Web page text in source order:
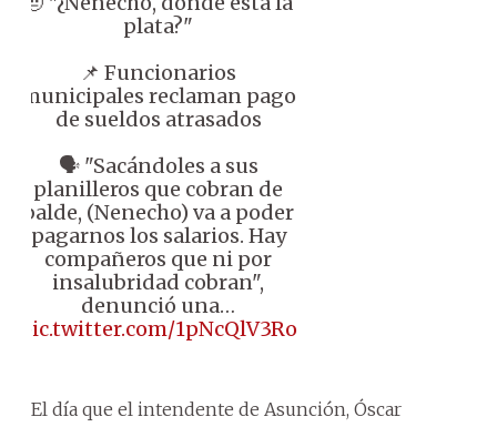
plata?"
📌 Funcionarios
municipales reclaman pago
de sueldos atrasados
🗣️ "Sacándoles a sus
planilleros que cobran de
balde, (Nenecho) va a poder
pagarnos los salarios. Hay
compañeros que ni por
insalubridad cobran",
denunció una…
pic.twitter.com/1pNcQlV3Ro
El día que el intendente de Asunción, Óscar